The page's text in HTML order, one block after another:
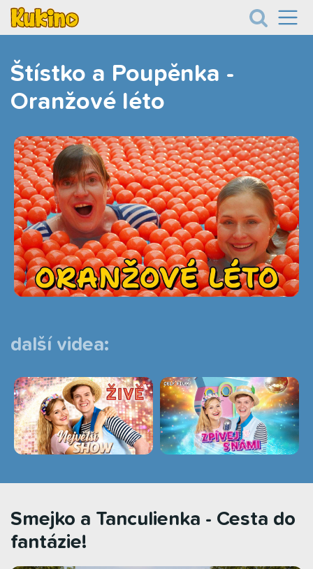
Štístko a Poupěnka -
Oranžové léto
další videa:
Smejko a Tanculienka - Cesta do
fantázie!